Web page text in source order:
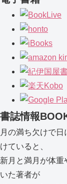
書誌情報
月の満ち欠けで
けていると、
新月と満月が体
いた著者が